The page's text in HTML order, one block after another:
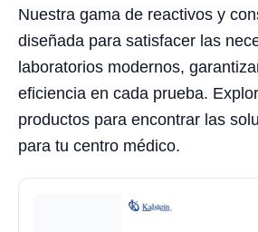
Nuestra gama de reactivos y
diseñada para satisfacer las
laboratorios modernos,
eficiencia en cada prueba.
productos para encontrar las
para tu centro médico.